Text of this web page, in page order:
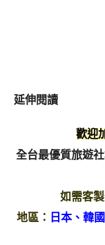
延伸閱讀
歡迎
全台最優質旅遊
如需客
地區： 日本、韓